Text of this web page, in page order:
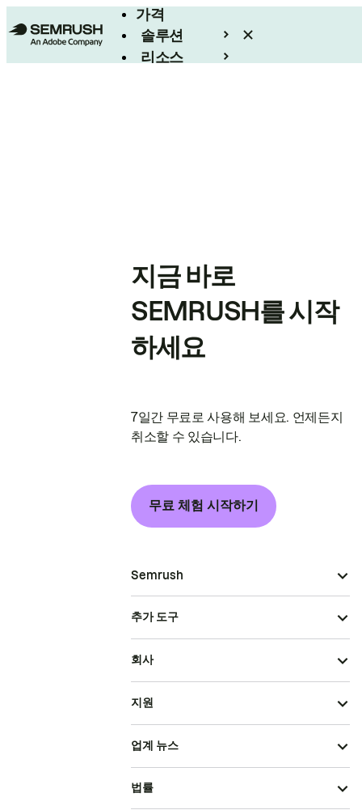
가격
솔루션
리소스
지금 바로
SEMRUSH를 시작
하세요
7일간 무료로 사용해 보세요. 언제든지
취소할 수 있습니다.
무료 체험 시작하기
Semrush
추가 도구
회사
지원
업계 뉴스
법률